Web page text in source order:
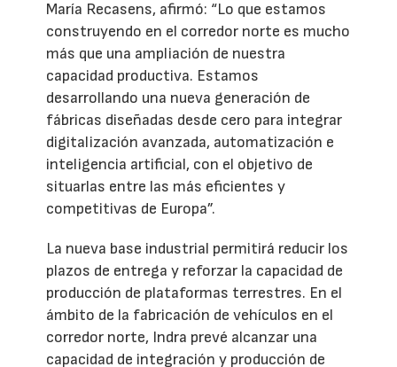
María Recasens, afirmó: “Lo que estamos
construyendo en el corredor norte es mucho
más que una ampliación de nuestra
capacidad productiva. Estamos
desarrollando una nueva generación de
fábricas diseñadas desde cero para integrar
digitalización avanzada, automatización e
inteligencia artificial, con el objetivo de
situarlas entre las más eficientes y
competitivas de Europa”.
La nueva base industrial permitirá reducir los
plazos de entrega y reforzar la capacidad de
producción de plataformas terrestres. En el
ámbito de la fabricación de vehículos en el
corredor norte, Indra prevé alcanzar una
capacidad de integración y producción de